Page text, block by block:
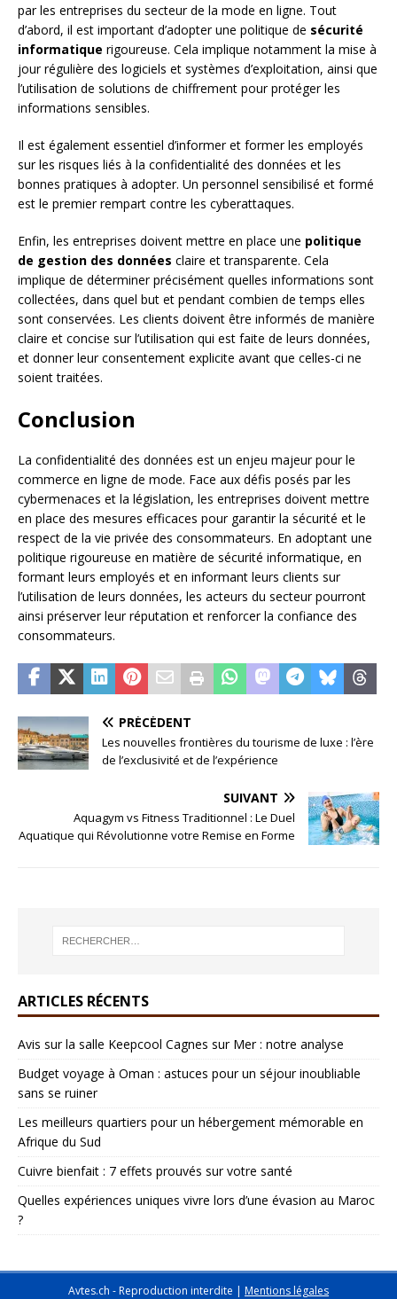
par les entreprises du secteur de la mode en ligne. Tout
d’abord, il est important d’adopter une politique de sécurité
informatique rigoureuse. Cela implique notamment la mise à
jour régulière des logiciels et systèmes d’exploitation, ainsi que
l’utilisation de solutions de chiffrement pour protéger les
informations sensibles.
Il est également essentiel d’informer et former les employés
sur les risques liés à la confidentialité des données et les
bonnes pratiques à adopter. Un personnel sensibilisé et formé
est le premier rempart contre les cyberattaques.
Enfin, les entreprises doivent mettre en place une politique
de gestion des données claire et transparente. Cela
implique de déterminer précisément quelles informations sont
collectées, dans quel but et pendant combien de temps elles
sont conservées. Les clients doivent être informés de manière
claire et concise sur l’utilisation qui est faite de leurs données,
et donner leur consentement explicite avant que celles-ci ne
soient traitées.
Conclusion
La confidentialité des données est un enjeu majeur pour le
commerce en ligne de mode. Face aux défis posés par les
cybermenaces et la législation, les entreprises doivent mettre
en place des mesures efficaces pour garantir la sécurité et le
respect de la vie privée des consommateurs. En adoptant une
politique rigoureuse en matière de sécurité informatique, en
formant leurs employés et en informant leurs clients sur
l’utilisation de leurs données, les acteurs du secteur pourront
ainsi préserver leur réputation et renforcer la confiance des
consommateurs.
PRÉCÉDENT
Les nouvelles frontières du tourisme de luxe : l’ère
de l’exclusivité et de l’expérience
SUIVANT
Aquagym vs Fitness Traditionnel : Le Duel
Aquatique qui Révolutionne votre Remise en Forme
ARTICLES RÉCENTS
Avis sur la salle Keepcool Cagnes sur Mer : notre analyse
Budget voyage à Oman : astuces pour un séjour inoubliable
sans se ruiner
Les meilleurs quartiers pour un hébergement mémorable en
Afrique du Sud
Cuivre bienfait : 7 effets prouvés sur votre santé
Quelles expériences uniques vivre lors d’une évasion au Maroc
?
Avtes.ch - Reproduction interdite | Mentions légales